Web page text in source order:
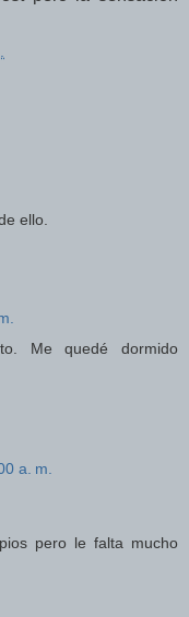
ello.
Me quedé dormido
a. m.
pero le falta mucho